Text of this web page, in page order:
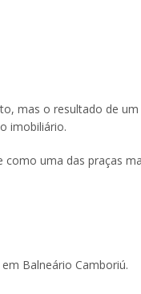
mas o resultado de
imobiliário.
uma das praças
Balneário Camboriú.